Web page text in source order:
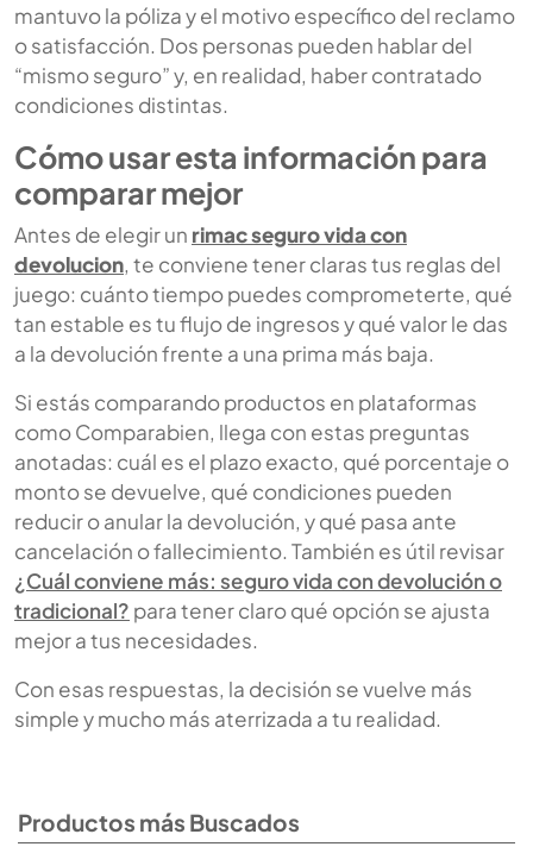
mantuvo la póliza y el motivo específico del reclamo
o satisfacción. Dos personas pueden hablar del
“mismo seguro” y, en realidad, haber contratado
condiciones distintas.
Cómo usar esta información para
comparar mejor
Antes de elegir un rimac seguro vida con
devolucion, te conviene tener claras tus reglas del
juego: cuánto tiempo puedes comprometerte, qué
tan estable es tu flujo de ingresos y qué valor le das
a la devolución frente a una prima más baja.
Si estás comparando productos en plataformas
como Comparabien, llega con estas preguntas
anotadas: cuál es el plazo exacto, qué porcentaje o
monto se devuelve, qué condiciones pueden
reducir o anular la devolución, y qué pasa ante
cancelación o fallecimiento. También es útil revisar
¿Cuál conviene más: seguro vida con devolución o
tradicional? para tener claro qué opción se ajusta
mejor a tus necesidades.
Con esas respuestas, la decisión se vuelve más
simple y mucho más aterrizada a tu realidad.
Productos más Buscados